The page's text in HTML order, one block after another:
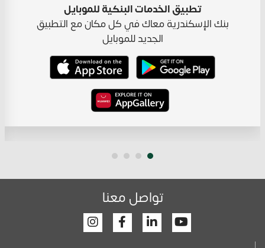
تطبيق الخدمات البنكية للموبايل
بنك الإسكندرية معاك في كل مكان مع التطبيق
الجديد للموبايل
تواصل معنا
Youtube
Linkedin
Facebook